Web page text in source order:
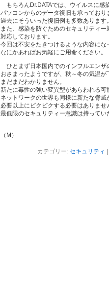
もちろんDr.DATAでは、ウイルスに感
パソコンからのデータ復旧も承っており
過去にそういった復旧例も多数あります。
また、感染を防ぐためのセキュリティー
対応しております。
今回は不安をたきつけるような内容にな
なにかあればお気軽にご用命ください。
ひとまず日本国内でのインフルエンザ
おさまったようですが、秋～冬の気温
まだまだわかりません。
新たに毒性の強い変異型があらわれる可
ネットワークの世界も同様に新たな脅威
必要以上にビクビクする必要はありませ
最低限のセキュリティー意識は持ってい
（M）
カテゴリー: セキュリティ